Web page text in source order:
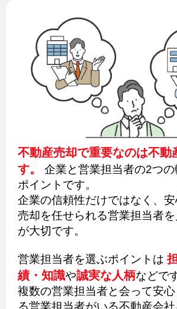
不動産売却で重要なのは不動
す。
企業と営業担当者の2つ
ポイントです。
企業の信頼性だけではなく、
売却を任せられる営業担当者
が大切です。
営業担当者を選ぶポイントは
績・知識や誠実な人柄などで
複数の営業担当者と会って安
る営業担当者がいる不動産会